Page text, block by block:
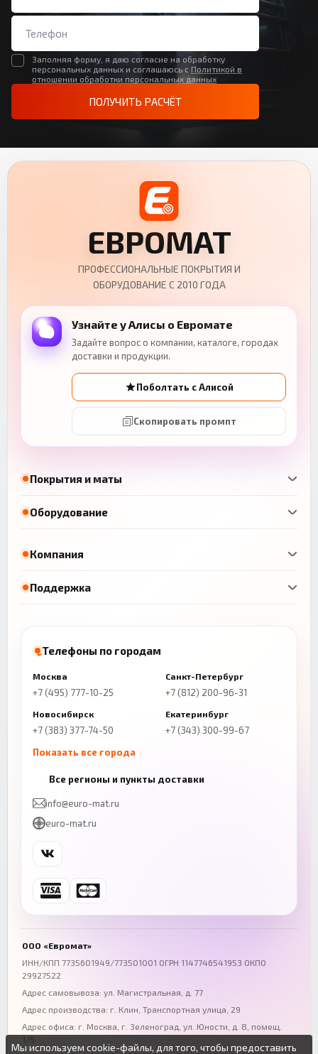
Заполняя форму, я даю согласие на обработку
персональных данных и соглашаюсь с Политикой в
отношении обработки персональных данных
ПОЛУЧИТЬ РАСЧЁТ
Покрытия и маты
Оборудование
ЕВРОМАТ
ПРОФЕССИОНАЛЬНЫЕ ПОКРЫТИЯ И
ОБОРУДОВАНИЕ С 2010 ГОДА
Узнайте у Алисы о Евромате
Задайте вопрос о компании, каталоге, городах
доставки и продукции.
Поболтать с Алисой
Скопировать промпт
Компания
Поддержка
Телефоны по городам
Москва
+7 (495) 777-10-25
Санкт-Петербург
+7 (812) 200-96-31
Новосибирск
+7 (383) 377-74-50
Екатеринбург
+7 (343) 300-99-67
Показать все города
+7 (843) 206-01-30
Челябинск
+7 (343) 300-99-67
Ростов-на-Дону
+7 (863) 333-50-75
Волгоград
+7 (844) 261-36-12
Омск
Все регионы и пункты доставки
info@euro-mat.ru
euro-mat.ru
ООО «Евромат»
ИНН/КПП 7735601949/773501001 ОГРН 1147746541953 ОКПО
29927522
Адрес самовывоза: ул. Магистральная, д. 77
Адрес производства: г. Клин, Транспортная улица, 29
Адрес офиса: г. Москва, г. Зеленоград ул. Юности, д. 8, помещ.
1/5
Мы используем cookie-файлы, для того, чтобы предоставить